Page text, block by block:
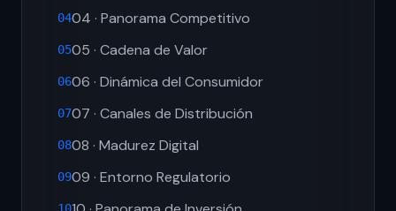
0404 · Panorama Competitivo
0505 · Cadena de Valor
0606 · Dinámica del Consumidor
0707 · Canales de Distribución
0808 · Madurez Digital
0909 · Entorno Regulatorio